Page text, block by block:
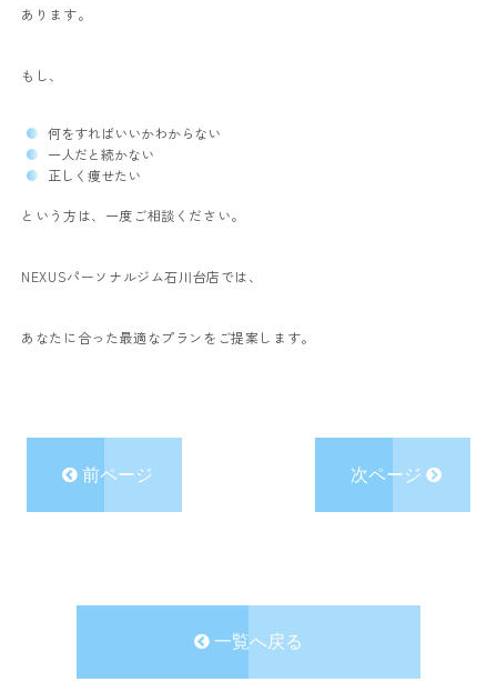
あります。
もし、
何をすればいいかわからない
一人だと続かない
正しく痩せたい
という方は、一度ご相談ください。
NEXUSパーソナルジム石川台店では、
あなたに合った最適なプランをご提案します。
前ページ 次ページ
一覧へ戻る